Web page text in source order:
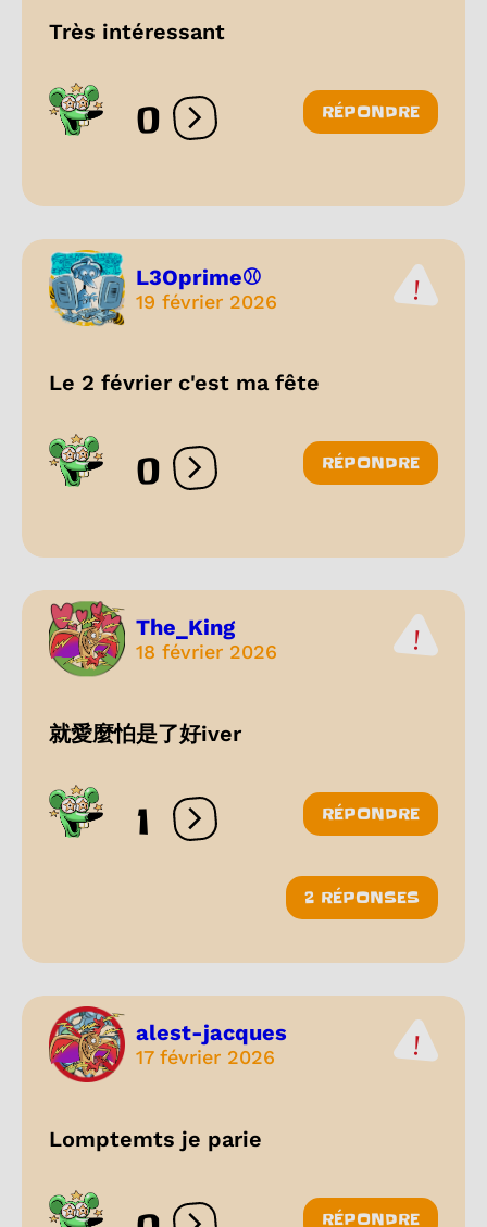
Très intéressant
0 Ouvrir les réactions
RÉPONDRE
L3Oprime⚾
19 février 2026
Le 2 février c'est ma fête
0 Ouvrir les réactions
RÉPONDRE
The_King
18 février 2026
就愛麼怕是了好iver
1 Ouvrir les réactions
RÉPONDRE
2 RÉPONSES
alest-jacques
17 février 2026
Lomptemts je parie
RÉPONDRE